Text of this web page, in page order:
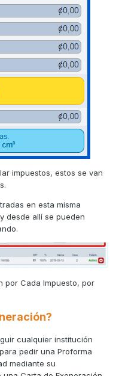
impuestos, estos se van
en esta misma
desde allí se pueden
por Cada Impuesto, por
cualquier institución
pedir una Proforma
mediante su